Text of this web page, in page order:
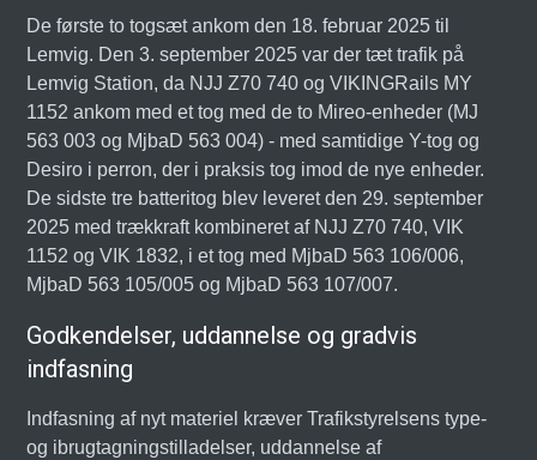
De første to togsæt ankom den 18. februar 2025 til
Lemvig. Den 3. september 2025 var der tæt trafik på
Lemvig Station, da NJJ Z70 740 og VIKINGRails MY
1152 ankom med et tog med de to Mireo-enheder (MJ
563 003 og MjbaD 563 004) - med samtidige Y-tog og
Desiro i perron, der i praksis tog imod de nye enheder.
De sidste tre batteritog blev leveret den 29. september
2025 med trækkraft kombineret af NJJ Z70 740, VIK
1152 og VIK 1832, i et tog med MjbaD 563 106/006,
MjbaD 563 105/005 og MjbaD 563 107/007.
Godkendelser, uddannelse og gradvis
indfasning
Indfasning af nyt materiel kræver Trafikstyrelsens type-
og ibrugtagningstilladelser, uddannelse af